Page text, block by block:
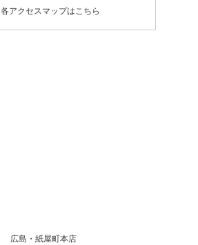
各アクセスマップはこちら
広島・紙屋町本店